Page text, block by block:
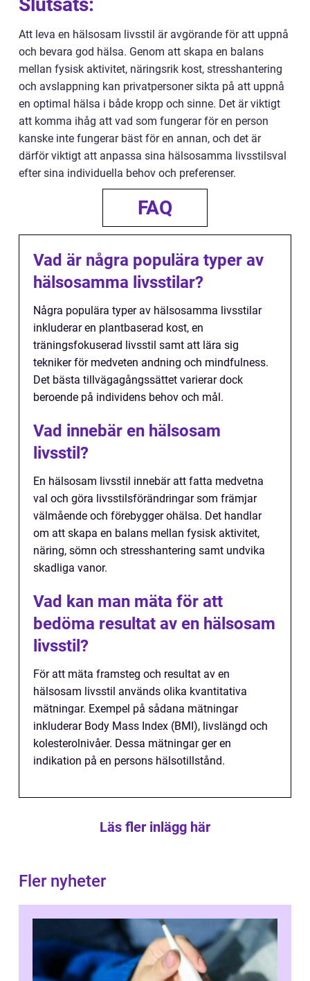
Slutsats:
Att leva en hälsosam livsstil är avgörande för att uppnå
och bevara god hälsa. Genom att skapa en balans
mellan fysisk aktivitet, näringsrik kost, stresshantering
och avslappning kan privatpersoner sikta på att uppnå
en optimal hälsa i både kropp och sinne. Det är viktigt
att komma ihåg att vad som fungerar för en person
kanske inte fungerar bäst för en annan, och det är
därför viktigt att anpassa sina hälsosamma livsstilsval
efter sina individuella behov och preferenser.
FAQ
Vad är några populära typer av
hälsosamma livsstilar?
Några populära typer av hälsosamma livsstilar
inkluderar en plantbaserad kost, en
träningsfokuserad livsstil samt att lära sig
tekniker för medveten andning och mindfulness.
Det bästa tillvägagångssättet varierar dock
beroende på individens behov och mål.
Vad innebär en hälsosam
livsstil?
En hälsosam livsstil innebär att fatta medvetna
val och göra livsstilsförändringar som främjar
välmående och förebygger ohälsa. Det handlar
om att skapa en balans mellan fysisk aktivitet,
näring, sömn och stresshantering samt undvika
skadliga vanor.
Vad kan man mäta för att
bedöma resultat av en hälsosam
livsstil?
För att mäta framsteg och resultat av en
hälsosam livsstil används olika kvantitativa
mätningar. Exempel på sådana mätningar
inkluderar Body Mass Index (BMI), livslängd och
kolesterolnivåer. Dessa mätningar ger en
indikation på en persons hälsotillstånd.
Läs fler inlägg här
Fler nyheter